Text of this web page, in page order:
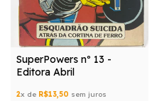
SuperPowers nº 13 -
Editora Abril
2x de R$13,50 sem juros